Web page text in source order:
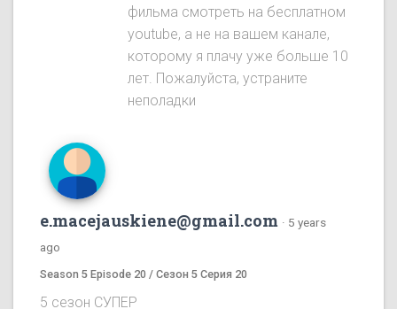
фильма смотреть на бесплатном
youtube, а не на вашем канале,
которому я плачу уже больше 10
лет. Пожалуйста, устраните
неполадки
e.macejauskiene@gmail.com · 5 years
ago
Season 5 Episode 20 / Сезон 5 Серия 20
5 сезон СУПЕР